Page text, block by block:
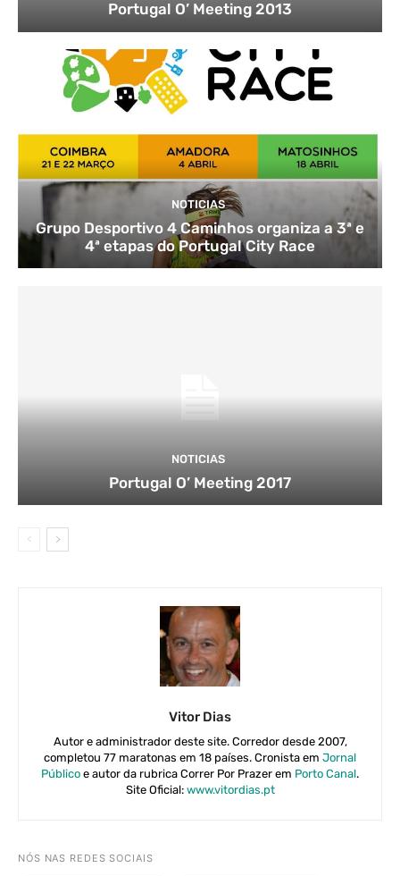
Portugal O’ Meeting 2013
NOTICIAS
Grupo Desportivo 4 Caminhos organiza a 3ª e
4ª etapas do Portugal City Race
NOTICIAS
Portugal O’ Meeting 2017
Vitor Dias
Autor e administrador deste site. Corredor desde 2007,
completou 77 maratonas em 18 países. Cronista em Jornal
Público e autor da rubrica Correr Por Prazer em Porto Canal.
Site Oficial: www.vitordias.pt
NÓS NAS REDES SOCIAIS